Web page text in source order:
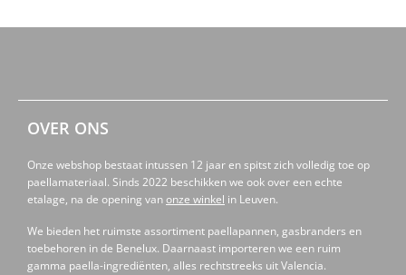
OVER ONS
Onze webshop bestaat intussen 12 jaar en spitst zich volledig toe op
paellamateriaal. Sinds 2022 beschikken we ook over een echte
etalage, na de opening vanonze winkel in Leuven.
We bieden het ruimste assortiment paellapannen, gasbranders en
toebehoren in de Benelux. Daarnaast importeren we een ruim
gamma paella-ingrediënten, alles rechtstreeks uit Valencia.